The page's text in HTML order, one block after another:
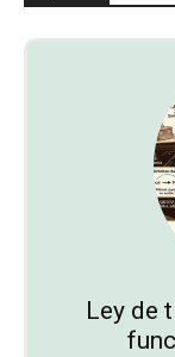
Ley de